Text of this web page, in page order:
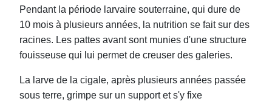
Pendant la période larvaire souterraine, qui dure de
10 mois à plusieurs années, la nutrition se fait sur des
racines. Les pattes avant sont munies d'une structure
fouisseuse qui lui permet de creuser des galeries.
La larve de la cigale, après plusieurs années passée
sous terre, grimpe sur un support et s'y fixe